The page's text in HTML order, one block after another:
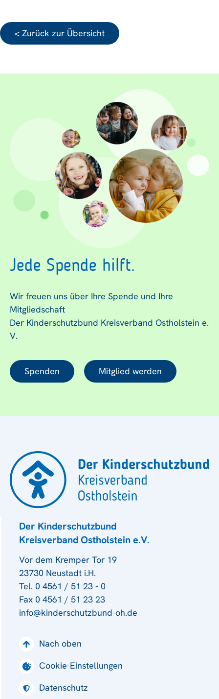
< Zurück zur Übersicht
Jede Spende hilft.
Wir freuen uns über Ihre Spende und Ihre
Mitgliedschaft
Der Kinderschutzbund Kreisverband Ostholstein e.
V.
Spenden Mitglied werden
Der Kinderschutzbund
Kreisverband Ostholstein e.V.
Vor dem Kremper Tor 19
23730 Neustadt i.H.
Tel. 0 4561 / 51 23 - 0
Fax 0 4561 / 51 23 23
info@kinderschutzbund-oh.de
Nach oben
Cookie-Einstellungen
Datenschutz